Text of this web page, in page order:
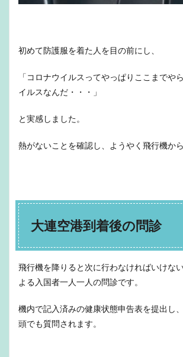
初めて防護服を着た人を目の前にし、
「コロナウイルスってやっぱりここまでや
イルスなんだ・・・」
と実感しました。
熱がないことを確認し、ようやく飛行機から
大連空港到着後の問診
飛行機を降りると次に行わなければいけな
よる入国者一人一人の問診です。
機内で記入済みの健康状態申告表を提出し
頭でも質問されます。